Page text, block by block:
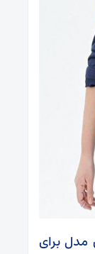
مدل برای